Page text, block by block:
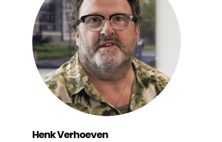
Henk Verhoeven